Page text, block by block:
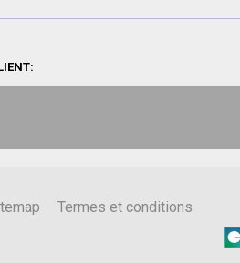
Termes et conditions